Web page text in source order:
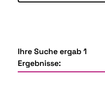
Ihre Suche ergab 1
Ergebnisse: